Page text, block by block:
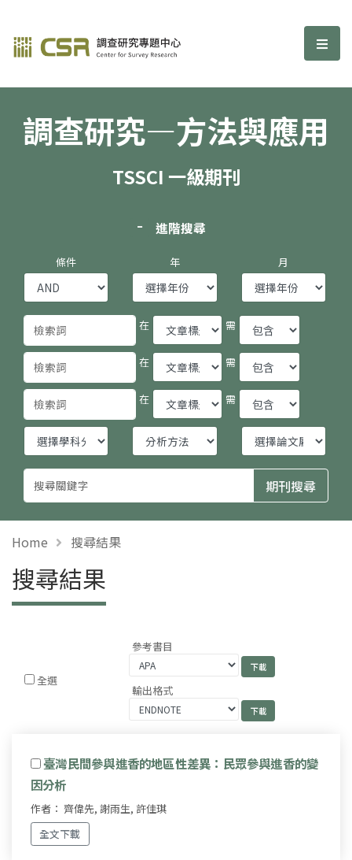
調查研究—方法與應用期刊 選
調查研究—方法與應用
TSSCI 一級期刊
進階搜尋
條件 年 月
在 需
在 需
在 需
Home 搜尋結果
搜尋結果
全選
參考書目
輸出格式
臺灣民間參與進香的地區性差異：民眾參與進香的變
因分析
作者： 齊偉先, 謝雨生, 許佳琪
全文下載